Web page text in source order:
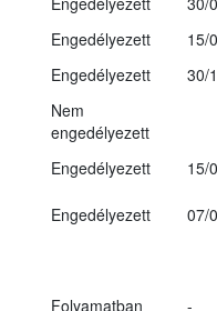
Engedélyezett
15/
Engedélyezett
30/
Nem
engedélyezett
Engedélyezett
15/
Engedélyezett 07/
Folyamatban -